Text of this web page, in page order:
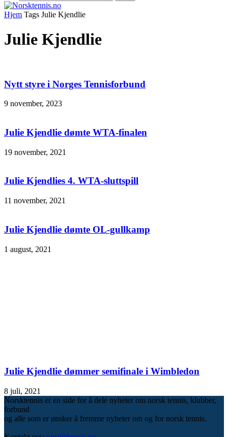
Hjem Tags Julie Kjendlie
Julie Kjendlie
Nytt styre i Norges Tennisforbund
9 november, 2023
Julie Kjendlie dømte WTA-finalen
19 november, 2021
Julie Kjendlies 4. WTA-sluttspill
11 november, 2021
Julie Kjendlie dømte OL-gullkamp
1 august, 2021
Julie Kjendlie dømmer semifinale i Wimbledon
8 juli, 2021
Norsktennis er en side for å dele nyheter om norsk tennis, klubber,
forbund
og alle som er ønsker å fremme nyheter om og for norsk tennis.